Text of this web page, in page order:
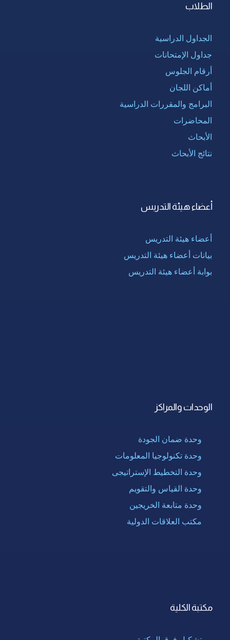
الطلاب
الجداول الدراسية
جداول الإمتحانات
أرقام الجلوس
أماكن اللجان
البرامج والمقررات الدراسية
المحاضرات
الأبحاث
نتائج الأبحاث
أعضاء هيئة التدريس
أعضاء هيئة التدريس
بيانات أعضاء هيئة التدريس
بوابة أعضاء هيئة التدريس
الوحدات والمراكز
وحدة ضمان الجودة
وحدة تكنولوجيا المعلومات
وحدة التخطيط الإستراتيجى
وحدة القياس والتقويم
وحدة متابعة الخريجين
مكتب العلاقات الدولية
مكتبة الكلية